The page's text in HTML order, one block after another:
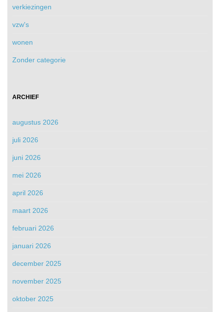
verkiezingen
vzw's
wonen
Zonder categorie
ARCHIEF
augustus 2026
juli 2026
juni 2026
mei 2026
april 2026
maart 2026
februari 2026
januari 2026
december 2025
november 2025
oktober 2025